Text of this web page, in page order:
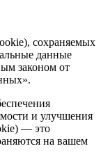
сохраняемых
данные
законом от
и улучшения
— это
на вашем